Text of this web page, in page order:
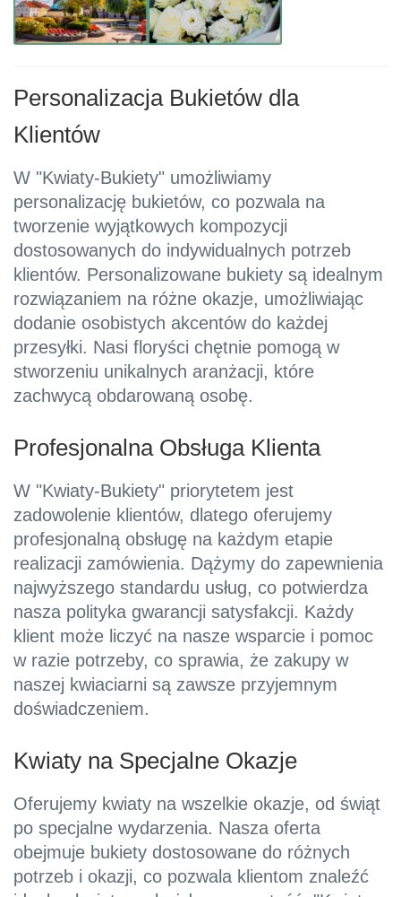
Personalizacja Bukietów dla
Klientów
W "Kwiaty-Bukiety" umożliwiamy
personalizację bukietów, co pozwala na
tworzenie wyjątkowych kompozycji
dostosowanych do indywidualnych potrzeb
klientów. Personalizowane bukiety są idealnym
rozwiązaniem na różne okazje, umożliwiając
dodanie osobistych akcentów do każdej
przesyłki. Nasi floryści chętnie pomogą w
stworzeniu unikalnych aranżacji, które
zachwycą obdarowaną osobę.
Profesjonalna Obsługa Klienta
W "Kwiaty-Bukiety" priorytetem jest
zadowolenie klientów, dlatego oferujemy
profesjonalną obsługę na każdym etapie
realizacji zamówienia. Dążymy do zapewnienia
najwyższego standardu usług, co potwierdza
nasza polityka gwarancji satysfakcji. Każdy
klient może liczyć na nasze wsparcie i pomoc
w razie potrzeby, co sprawia, że zakupy w
naszej kwiaciarni są zawsze przyjemnym
doświadczeniem.
Kwiaty na Specjalne Okazje
Oferujemy kwiaty na wszelkie okazje, od świąt
po specjalne wydarzenia. Nasza oferta
obejmuje bukiety dostosowane do różnych
potrzeb i okazji, co pozwala klientom znaleźć